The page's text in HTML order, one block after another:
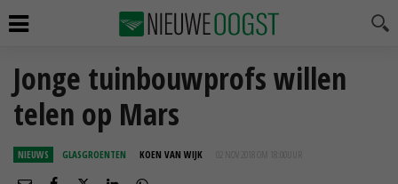
Jonge tuinbouwprofs willen
telen op Mars
NIEUWS GLASGROENTEN KOEN VAN WIJK 02 NOV 2018 OM 18:00